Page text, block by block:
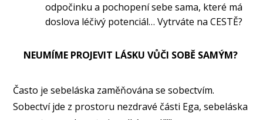
odpočinku a pochopení sebe sama, které má
doslova léčivý potenciál… Vytrváte na CESTĚ?
NEUMÍME PROJEVIT LÁSKU VŮČI SOBĚ SAMÝM?
Často je sebeláska zaměňována se sobectvím.
Sobectví jde z prostoru nezdravé části Ega, sebeláska